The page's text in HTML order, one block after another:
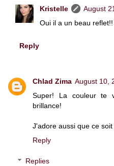
Kristelle
August
Oui il a un beau reflet!!
Reply
Chlad Zima August 10,
Super! La couleur te
brillance!
J'adore aussi que ce
Reply
Replies